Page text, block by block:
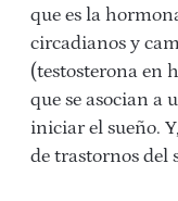
que es la
circadianos y
(testosterona en
que se asocian a
iniciar el sueño.
de trastornos del